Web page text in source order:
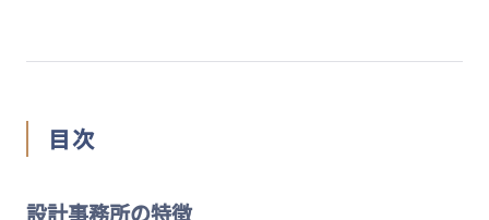
目次
設計事務所の特徴